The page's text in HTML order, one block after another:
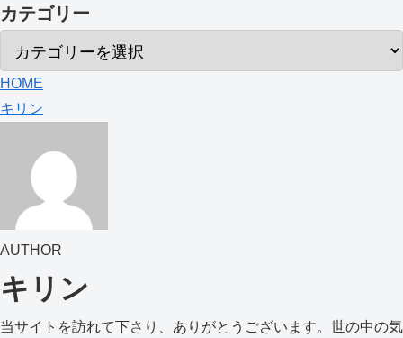
カテゴリー
HOME
キリン
AUTHOR
キリン
当サイトを訪れて下さり、ありがとうございます。世の中の気